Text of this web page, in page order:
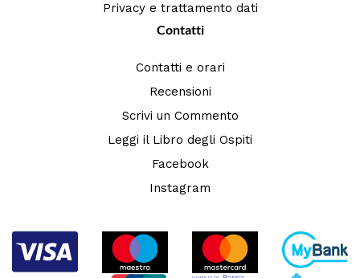
Privacy e trattamento dati
Contatti
Contatti e orari
Recensioni
Scrivi un Commento
Leggi il Libro degli Ospiti
Facebook
Instagram